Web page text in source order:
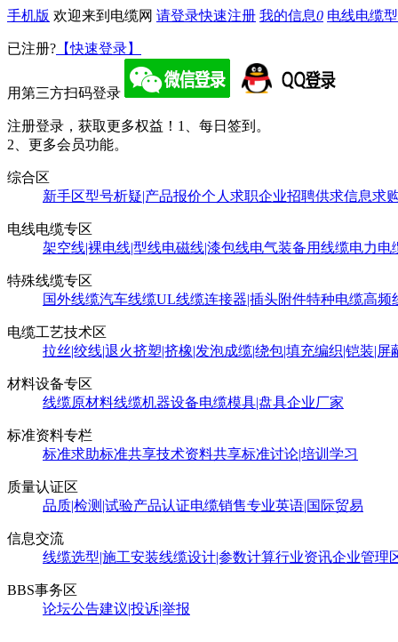
手机版 欢迎来到电缆网 请登录快速注册 我的信息0 电线电缆
已注册? 【快速登录】
用第三方扫码登录
注册登录，获取更多权益！ 1、每日签到。
2、更多会员功能。
综合区
新手区型号析疑|产品报价个人求职企业招聘供求信息求
电线电缆专区
架空线|裸电线|型线电磁线|漆包线电气装备用线缆电力电
特殊线缆专区
国外线缆汽车线缆UL线缆连接器|插头附件特种电缆高频
电缆工艺技术区
拉丝|绞线|退火挤塑|挤橡|发泡成缆|绕包|填充编织|铠装|屏
材料设备专区
线缆原材料线缆机器设备电缆模具|盘具企业厂家
标准资料专栏
标准求助标准共享技术资料共享标准讨论|培训学习
质量认证区
品质|检测|试验产品认证电缆销售专业英语|国际贸易
信息交流
线缆选型|施工安装线缆设计|参数计算行业资讯企业管理
BBS事务区
论坛公告建议|投诉|举报